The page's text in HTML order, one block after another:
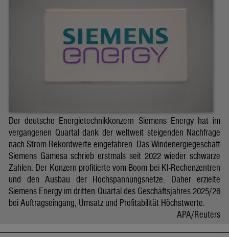
Der deutsche Energietechnikkonzern Siemens Energy hat im
vergangenen Quartal dank der weltweit steigenden Nachfrage
nach Strom Rekordwerte eingefahren. Das Windenergiegeschäft
Siemens Gamesa schrieb erstmals seit 2022 wieder schwarze
Zahlen. Der Konzern profitierte vom Boom bei KI-Rechenzentren
und den Ausbau der Hochspannungsnetze. Daher erzielte
Siemens Energy im dritten Quartal des Geschäftsjahres 2025/26
bei Auftragseingang, Umsatz und Profitabilität Höchstwerte.
APA/Reuters